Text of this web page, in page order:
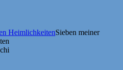
HeimlichkeitenSieben meiner